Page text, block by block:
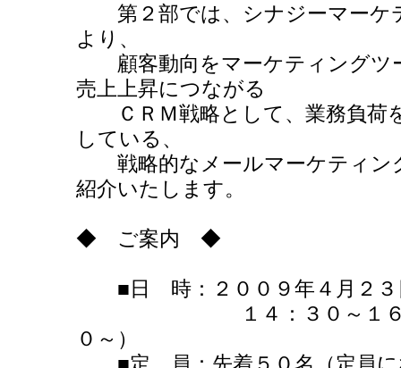
第２部では、シナジーマーケ
より、
顧客動向をマーケティングツ
売上上昇につながる
ＣＲＭ戦略として、業務負荷
している、
戦略的なメールマーケティン
紹介いたします。
◆ ご案内 ◆
■日 時：２００９年４月２３
１４：３０～１６：３
０～）
■定 員：先着５０名（定員に